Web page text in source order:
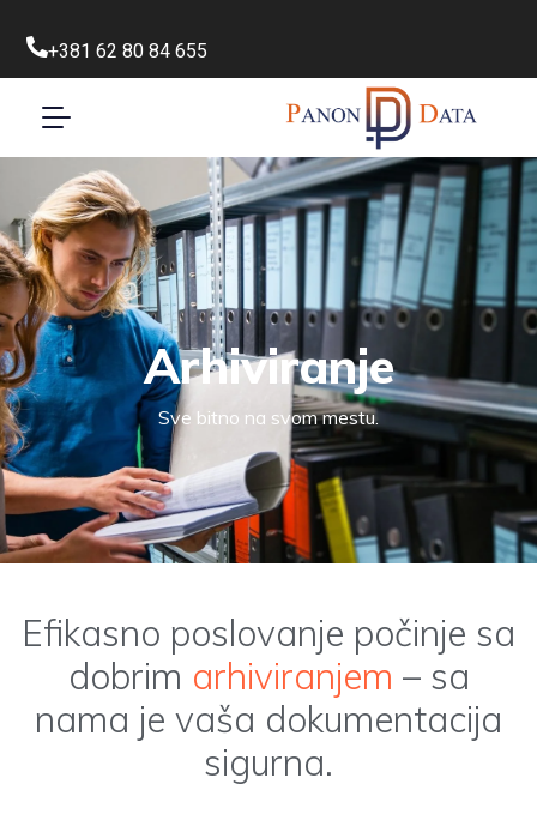
+381 62 80 84 655
Arhiviranje
Sve bitno na svom mestu.
Efikasno poslovanje počinje sa
dobrim arhiviranjem – sa
nama je vaša dokumentacija
sigurna.